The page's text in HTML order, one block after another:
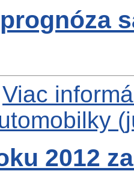
Viac
2012